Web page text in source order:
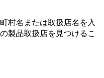
村名または取扱店名を入
製品取扱店を見つけるこ